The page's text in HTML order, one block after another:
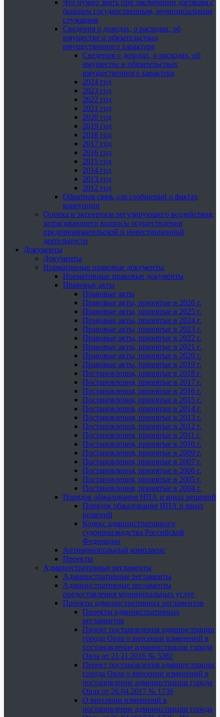
Что нужно знать при заключении договора с
бывшим государственным, муниципальным
служащим
Сведения о доходах, о расходах, об
имуществе и обязательствах
имущественного характера
Сведения о доходах, о расходах, об
имуществе и обязательствах
имущественного характера
2024 год
2023 год
2022 год
2021 год
2020 год
2019 год
2018 год
2017 год
2016 год
2015 год
2014 год
2013 год
2012 год
Обратная связь для сообщений о фактах
коррупции
Оценка и экспертиза регулирующего воздействия,
затрагивающего вопросы осуществления
предпринимательской и инвестиционной
деятельности
Документы
Документы
Нормативные правовые документы
Нормативные правовые документы
Правовые акты
Правовые акты
Правовые акты, принятые в 2026 г.
Правовые акты, принятые в 2025 г.
Правовые акты, принятые в 2024 г.
Правовые акты, принятые в 2023 г.
Правовые акты, принятые в 2022 г.
Правовые акты, принятые в 2021 г.
Правовые акты, принятые в 2020 г.
Правовые акты, принятые в 2019 г.
Постановления, принятые в 2018 г.
Постановления, принятые в 2017 г.
Постановления, принятые в 2016 г.
Постановления, принятые в 2015 г.
Постановления, принятые в 2014 г.
Постановления, принятые в 2013 г.
Постановления, принятые в 2012 г.
Постановления, принятые в 2011 г.
Постановления, принятые в 2010 г.
Постановления, принятые в 2009 г.
Постановления, принятые в 2007 г.
Постановления, принятые в 2006 г.
Постановления, принятые в 2005 г.
Постановления, принятые в 2004 г.
Порядок обжалования НПА и иных решений
Порядок обжалования НПА и иных
решений
Кодекс административного
судопроизводства Российской
Федерации
Антимонопольный комплаенс
Проекты
Административные регламенты
Административные регламенты
Административные регламенты
предоставления муниципальных услуг
Проекты административных регламентов
Проекты административных
регламентов
Проект постановления администрации
города Орла о внесении изменений в
постановление администрации города
Орла от 21.11.2016 № 5282
Проект постановления администрации
города Орла о внесении изменений в
постановление администрации города
Орла от 26.04.2017 № 1736
О внесении изменений в
постановление администрации города